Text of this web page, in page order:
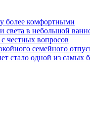
более комфортными
света в небольшой
честных вопросов
семейного
стало одной из самых